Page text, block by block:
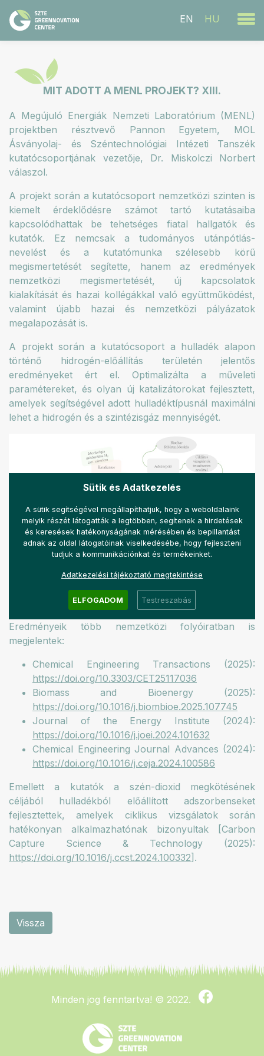
EN HU
MIT ADOTT A MENL PROJEKT? XIII.
A Megújuló Energiák Nemzeti Laboratórium (MENL)
projektben résztvevő Pannon Egyetem, MOL
Ásványolaj- és Széntechnológiai Intézeti Tanszék
kutatócsoportjának vezetője, Dr. Miskolczi Norbert
válaszol.
A projekt során a kutatócsoport nemzetközi szinten is
kiemelt érdeklődésre számot tartó kutatásaiba
kapcsolódhattak be tehetséges fiatal hallgatók és
kutatók. Ez nemcsak a tudományos utánpótlás-
nevelést és a kutatómunka szélesebb körű
megismertetését segítette, hanem az eredmények
nemzetközi megismertetését, új kapcsolatok
kialakítását és hazai kollégákkal való együttműködést,
valamint újabb hazai és nemzetközi pályázatok
megalapozását is.
A projekt során a kutatócsoport a hulladék alapon
történő hidrogén-előállítás területén jelentős
eredményeket ért el. Optimalizálta a műveleti
paramétereket, és olyan új katalizátorokat fejlesztett,
amelyek segítségével adott hulladéktípusnál maximálni
lehet a hidrogén és a szintézisgáz mennyiségét.
A hulladék alapon történő hidrogén-előállítás
folyamatábrája
Eredményeik több nemzetközi folyóiratban is
megjelentek:
Chemical Engineering Transactions (2025):
https://doi.org/10.3303/CET25117036
Biomass and Bioenergy (2025):
https://doi.org/10.1016/j.biombioe.2025.107745
Journal of the Energy Institute (2024):
https://doi.org/10.1016/j.joei.2024.101632
Chemical Engineering Journal Advances (2024):
https://doi.org/10.1016/j.ceja.2024.100586
Emellett a kutatók a szén-dioxid megkötésének
céljából hulladékból előállított adszorbenseket
fejlesztettek, amelyek ciklikus vizsgálatok során
hatékonyan alkalmazhatónak bizonyultak [Carbon
Capture Science & Technology (2025):
https://doi.org/10.1016/j.ccst.2024.100332].
Vissza
Minden jog fenntartva! © 2022.
Sütik és Adatkezelés
A sütik segítségével megállapíthatjuk, hogy a weboldalaink
melyik részét látogatták a legtöbben, segítenek a hirdetések
és keresések hatékonyságának mérésében és bepillantást
adnak az oldal látogatóinak viselkedésébe, hogy fejleszteni
tudjuk a kommunikációnkat és termékeinket.
Adatkezelési tájékoztató megtekintése
ELFOGADOM Testreszabás